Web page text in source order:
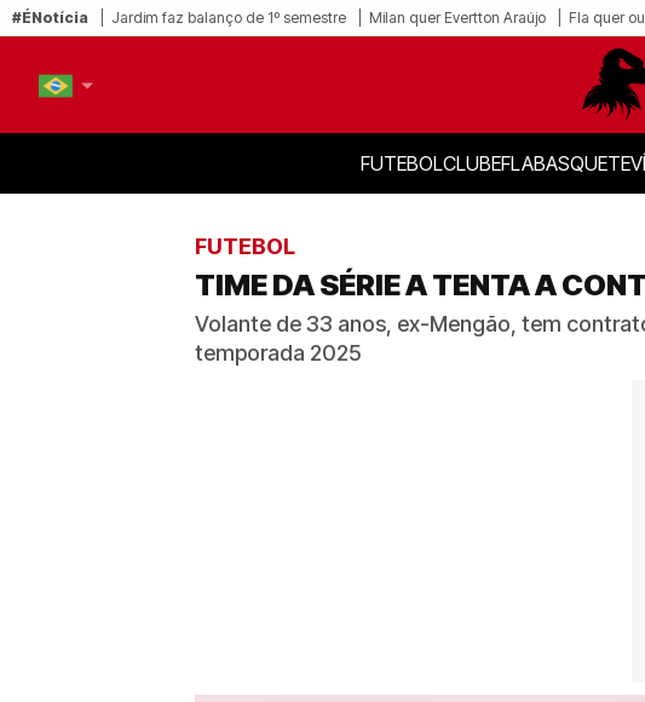
#ÉNotícia Jardim faz balanço de 1º semestre Milan quer Evertton Araújo Fla quer
FUTEBOLCLUBEFLABASQUETE
FUTEBOL
TIME DA SÉRIE A TENTA A
Volante de 33 anos, ex-Mengão, tem
temporada 2025